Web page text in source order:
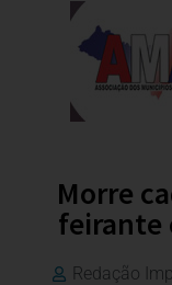
Morre
feirante
Redação